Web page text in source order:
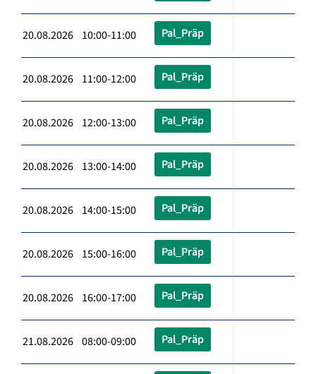
20.08.2026 10:00-11:00 Pal_Präp
20.08.2026 11:00-12:00 Pal_Präp
20.08.2026 12:00-13:00 Pal_Präp
20.08.2026 13:00-14:00 Pal_Präp
20.08.2026 14:00-15:00 Pal_Präp
20.08.2026 15:00-16:00 Pal_Präp
20.08.2026 16:00-17:00 Pal_Präp
21.08.2026 08:00-09:00 Pal_Präp